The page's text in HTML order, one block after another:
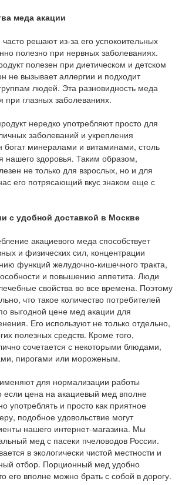
меда акации
решают из-за его успокоительных
полезно при нервных заболеваниях.
полезен при диетическом и детском
не вызывает аллергии и подходит
людей. Эта разновидность меда
при глазных заболеваниях.
нередко употребляют просто для
заболеваний и укрепления
богат минералами и витаминами, столь
здоровья. Таким образом,
не только для взрослых, но и для
его потрясающий вкус знаком еще с
с удобной доставкой в Москве
акациевого меда способствует
и физических сил, концентрации
функций желудочно-кишечного тракта,
и повышению аппетита. Люди
свойства во все времена. Поэтому
что такое количество потребителей
выгодной цене мед акации для
Его используют не только отдельно,
полезных средств. Кроме того,
сочетается с некоторыми блюдами,
пирогами или мороженым.
для нормализации работы
если цена на акациевый мед вполне
употреблять и просто как приятное
подобное удовольствие могут
нашего интернет-магазина. Мы
мед с пасеки пчеловодов России.
в экологически чистой местности и
отбор. Порционный мед удобно
его вполне можно брать с собой в дорогу.